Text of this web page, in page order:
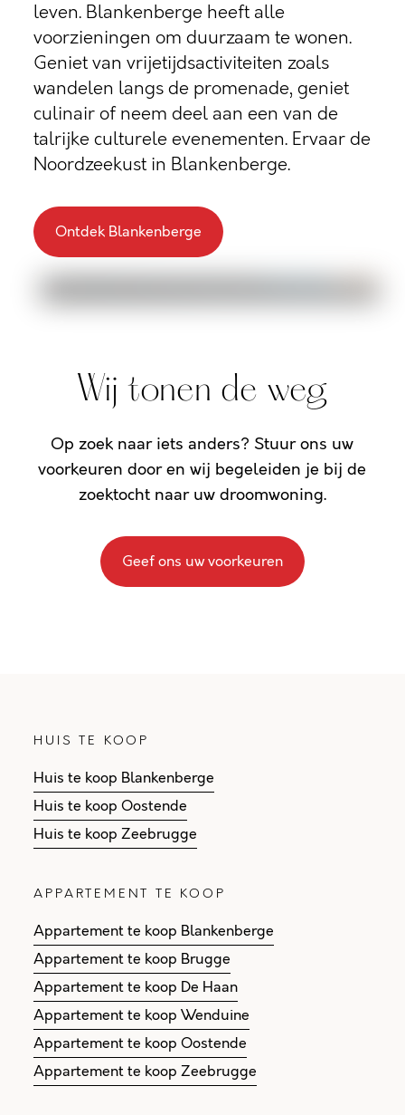
leven. Blankenberge heeft alle
voorzieningen om duurzaam te wonen.
Geniet van vrijetijdsactiviteiten zoals
wandelen langs de promenade, geniet
culinair of neem deel aan een van de
talrijke culturele evenementen. Ervaar de
Noordzeekust in Blankenberge.
Ontdek Blankenberge
Wij tonen de weg
Op zoek naar iets anders? Stuur ons uw
voorkeuren door en wij begeleiden je bij de
zoektocht naar uw droomwoning.
Geef ons uw voorkeuren
HUIS TE KOOP
Huis te koop Blankenberge
Huis te koop Oostende
Huis te koop Zeebrugge
APPARTEMENT TE KOOP
Appartement te koop Blankenberge
Appartement te koop Brugge
Appartement te koop De Haan
Appartement te koop Wenduine
Appartement te koop Oostende
Appartement te koop Zeebrugge